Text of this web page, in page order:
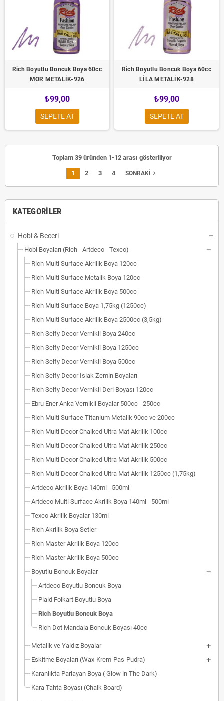
KATEGORILER
Hobi & Beceri
Hobi Boyaları (Rich - Artdeco - Texco)
Rich Multi Surface Akrilik Boya 120cc
Rich Multi Surface Metalik Boya 120cc
Rich Multi Surface Akrilik Boya 500cc
Rich Multi Surface Boya 1,75kg (1250cc)
Rich Multi Surface Akrilik Boya 2500cc (3,5kg)
Rich Selfy Decor Vernikli Boya 240cc
Rich Selfy Decor Vernikli Boya 1250cc
Rich Selfy Decor Vernikli Boya 500cc
Rich Selfy Decor Islak Zemin Boyaları
Rich Selfy Decor Vernikli Deri Boyası 120cc
Ebru Ener Anka Vernikli Boyalar 500cc - 250cc
Rich Multi Surface Titanium Metalik 90cc ve 200cc
Rich Multi Decor Chalked Ultra Mat Akrilik 100cc
Rich Multi Decor Chalked Ultra Mat Akrilik 250cc
Rich Multi Decor Chalked Ultra Mat Akrilik 500cc
Rich Multi Decor Chalked Ultra Mat Akrilik 1250cc (1,75kg)
Artdeco Akrilik Boya 140ml - 500ml
Artdeco Multi Surface Akrilik Boya 140ml - 500ml
Texco Akrilik Boyalar 130ml
Rich Akrilik Boya Setler
Rich Master Akrilik Boya 120cc
Rich Master Akrilik Boya 500cc
Boyutlu Boncuk Boyalar
Artdeco Boyutlu Boncuk Boya
Plaid Folkart Boyutlu Boya
Rich Boyutlu Boncuk Boya
Rich Dot Mandala Boncuk Boyası 40cc
Metalik ve Yaldız Boyalar
Eskitme Boyaları (Wax-Krem-Pas-Pudra)
Karanlıkta Parlayan Boya ( Glow in The Dark)
Kara Tahta Boyası (Chalk Board)
Rich Boyutlu Boncuk Boya 60cc
MOR METALİK-926
₺99,00
SEPETE AT
Rich Boyutlu Boncuk Boya 60cc
LİLA METALİK-928
₺99,00
SEPETE AT
Toplam 39 üründen 1-12 arası gösteriliyor
1 2 3 4 SONRAKI navigate_next